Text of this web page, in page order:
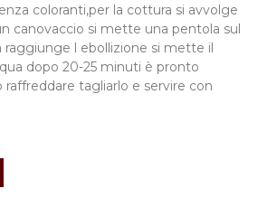
coloranti,per la cottura si avvolge
canovaccio si mette una pentola sul
raggiunge l ebollizione si mette il
dopo 20-25 minuti è pronto
raffreddare tagliarlo e servire con